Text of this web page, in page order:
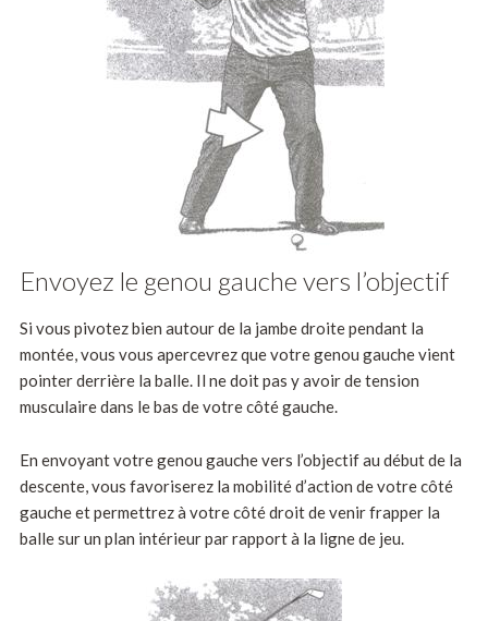
Envoyez le genou gauche vers l’objectif
Si vous pivotez bien autour de la jambe droite pendant la
montée, vous vous apercevrez que votre genou gauche vient
pointer derrière la balle. Il ne doit pas y avoir de tension
musculaire dans le bas de votre côté gauche.
En envoyant votre genou gauche vers l’objectif au début de la
descente, vous favoriserez la mobilité d’action de votre côté
gauche et permettrez à votre côté droit de venir frapper la
balle sur un plan intérieur par rapport à la ligne de jeu.